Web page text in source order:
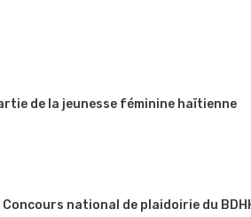
de la jeunesse féminine haïtienne
national de plaidoirie du